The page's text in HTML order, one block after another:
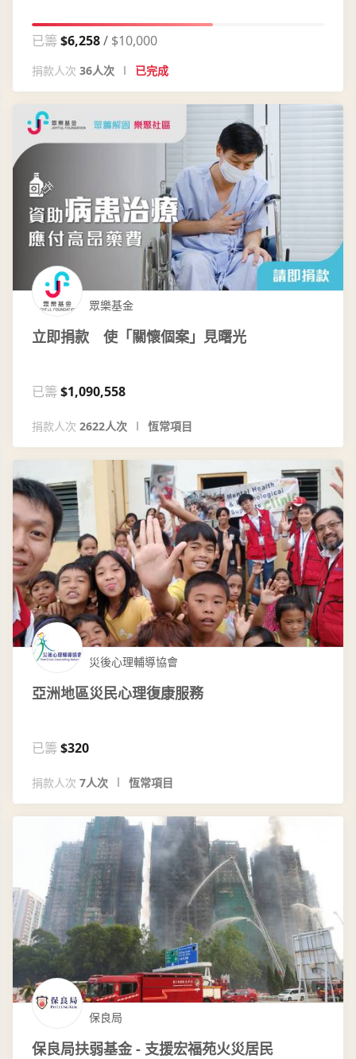
已籌 $6,258 $10,000
捐款人次 36人次 已完成
眾樂基金
立即捐款 使「關懷個案」見曙光
已籌 $1,090,558
捐款人次 2622人次 恆常項目
災後心理輔導協會
亞洲地區災民心理復康服務
已籌 $320
捐款人次 7人次 恆常項目
保良局
保良局扶弱基金 - 支援宏福苑火災居民